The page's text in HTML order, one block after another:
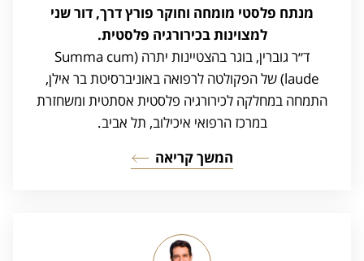
מנתח פלסטי מומחה וחוקר פורץ דרך, דור שני
למצוינות בכירורגיה פלסטית.
ד״ר גוברין, בוגר בהצטיינות יתרה (Summa cum
laude) של הפקולטה לרפואה באוניברסיטת בר אילן,
התמחה במחלקה לכירורגיה פלסטית אסתטית ומשחזרת
במרכז הרפואי איכילוב, תל אביב.
המשך קריאה